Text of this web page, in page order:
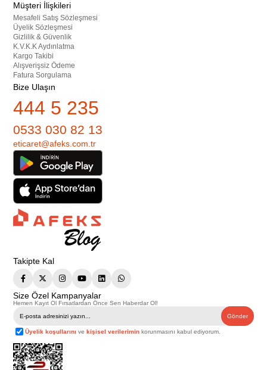
Müşteri İlişkileri
Mesafeli Satış Sözleşmesi
Üyelik Sözleşmesi
Gizlilik & Güvenlik
K.V.K.K Aydınlatma
Kargo Takibi
Alışverişsiz Ödeme
Fatura Sorgulama
Bize Ulaşın
444 5 235
0533 030 82 13
eticaret@afeks.com.tr
Takipte Kal
Size Özel Kampanyalar
Hemen Kayıt Ol Fırsatlardan Önce Sen Haberdar Ol!
Gönder
Üyelik koşullarını vekişisel verilerimin korunmasını kabul ediyorum.